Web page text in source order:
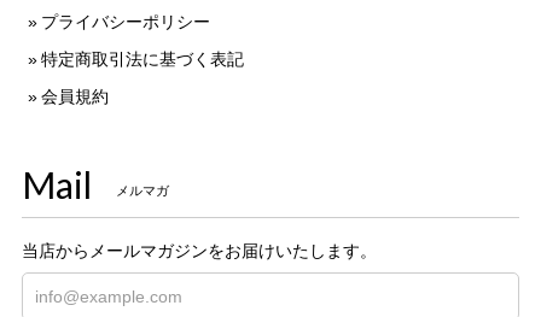
プライバシーポリシー
特定商取引法に基づく表記
会員規約
Mail メルマガ
当店からメールマガジンをお届けいたします。